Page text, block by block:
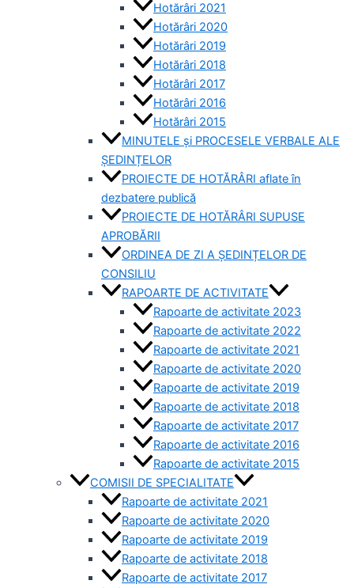
Hotărâri 2021
Hotărâri 2020
Hotărâri 2019
Hotărâri 2018
Hotărâri 2017
Hotărâri 2016
Hotărâri 2015
MINUTELE și PROCESELE VERBALE ALE
ȘEDINȚELOR
PROIECTE DE HOTĂRÂRI aflate în
dezbatere publică
PROIECTE DE HOTĂRÂRI SUPUSE
APROBĂRII
ORDINEA DE ZI A ȘEDINȚELOR DE
CONSILIU
RAPOARTE DE ACTIVITATE
Rapoarte de activitate 2023
Rapoarte de activitate 2022
Rapoarte de activitate 2021
Rapoarte de activitate 2020
Rapoarte de activitate 2019
Rapoarte de activitate 2018
Rapoarte de activitate 2017
Rapoarte de activitate 2016
Rapoarte de activitate 2015
COMISII DE SPECIALITATE
Rapoarte de activitate 2021
Rapoarte de activitate 2020
Rapoarte de activitate 2019
Rapoarte de activitate 2018
Rapoarte de activitate 2017